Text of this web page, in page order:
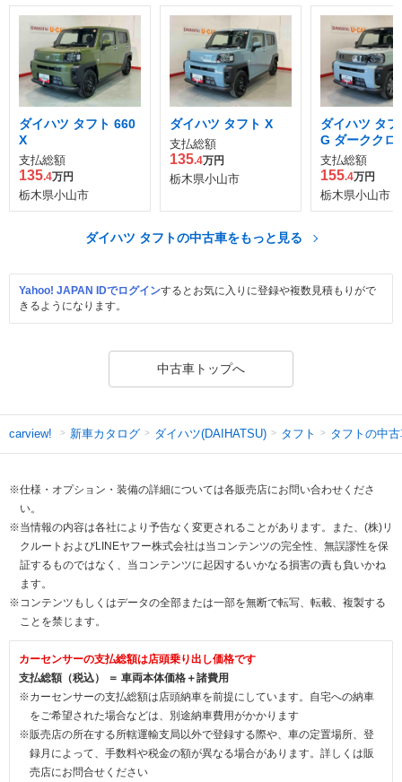
ダイハツ タフト 660
X
支払総額
135.4万円
栃木県小山市
ダイハツ タフト X
支払総額
135.4万円
栃木県小山市
ダイハツ タ
G ダーククロ
チャー
支払総額
155.4万円
栃木県小山市
ダイハツ タフトの中古車をもっと見る
Yahoo! JAPAN IDでログインするとお気に入りに登録や複数見積もりがで
きるようになります。
中古車トップへ
carview! 新車カタログ ダイハツ(DAIHATSU) タフト タフトの中
※仕様・オプション・装備の詳細については各販売店にお問い合わせくださ
い。
※当情報の内容は各社により予告なく変更されることがあります。また、(株)リ
クルートおよびLINEヤフー株式会社は当コンテンツの完全性、無誤謬性を保
証するものではなく、当コンテンツに起因するいかなる損害の責も負いかね
ます。
※コンテンツもしくはデータの全部または一部を無断で転写、転載、複製する
ことを禁じます。
カーセンサーの支払総額は店頭乗り出し価格です
支払総額（税込） ＝ 車両本体価格＋諸費用
※カーセンサーの支払総額は店頭納車を前提にしています。自宅への納車
をご希望された場合などは、別途納車費用がかかります
※販売店の所在する所轄運輸支局以外で登録する際や、車の定置場所、登
録月によって、手数料や税金の額が異なる場合があります。詳しくは販
売店にお問合せください